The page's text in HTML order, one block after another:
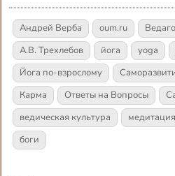
Андрей Верба oum.ru
А.В. Трехлебов
йога yoga
Йога по-взрослому
Карма
Ответы на Вопросы
ведическая культура
медитация
боги